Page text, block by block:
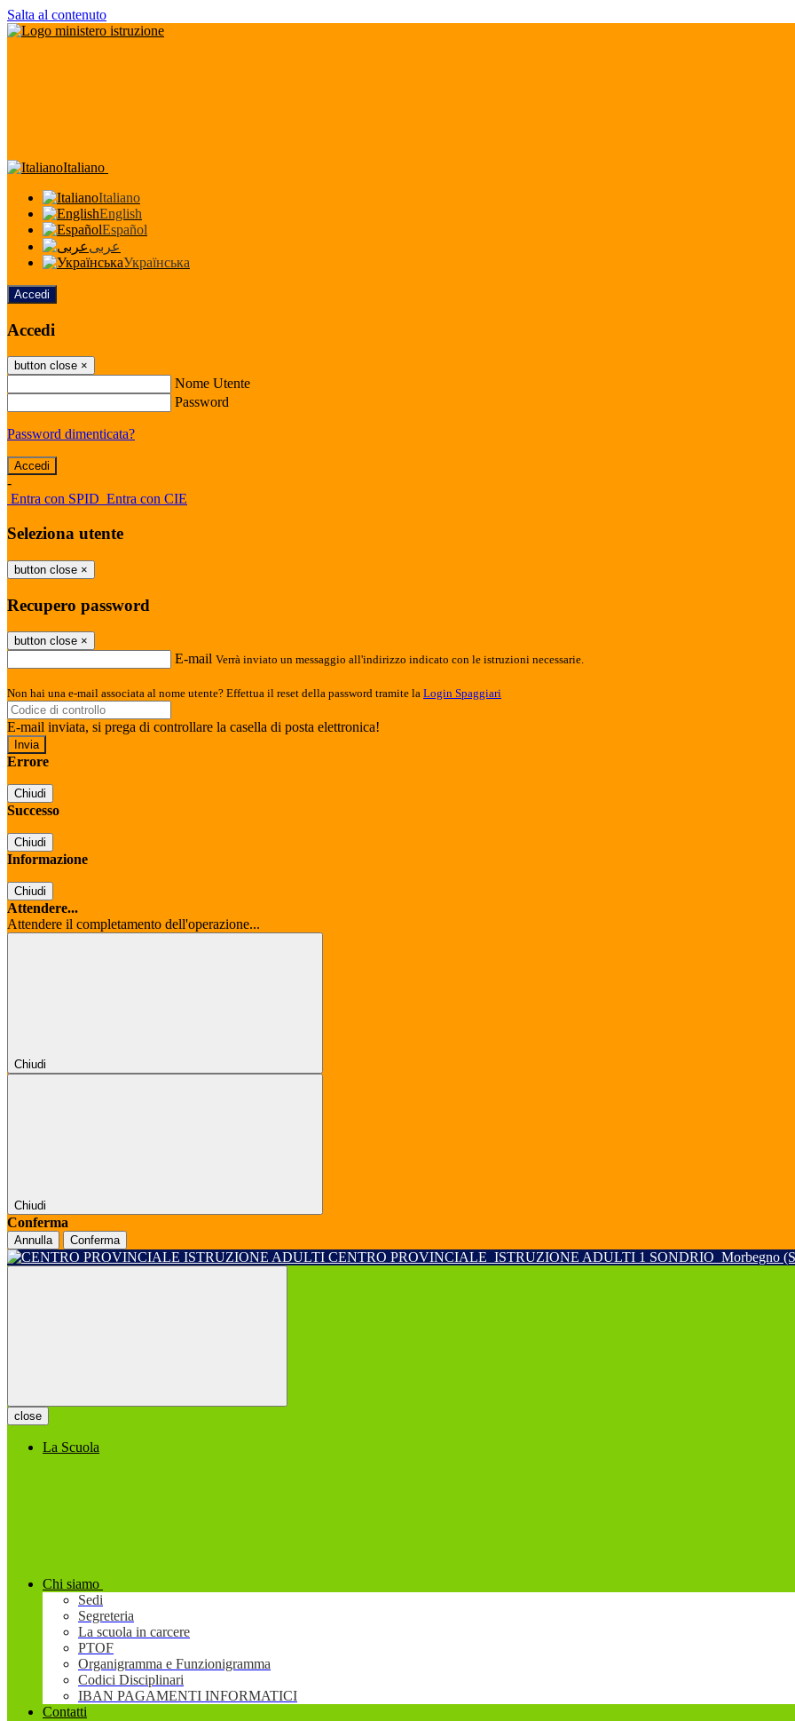
Salta al contenuto
Italiano
Italiano
English
Español
عربى
Українська
Accedi
Accedi
button close ×
Nome Utente
Password
Password dimenticata?
-
Entra con SPID Entra con CIE
Seleziona utente
button close ×
Recupero password
button close ×
E-mail Verrà inviato un messaggio all'indirizzo indicato con le istruzioni necessarie.
Non hai una e-mail associata al nome utente? Effettua il reset della password tramite la Login Spaggiari
E-mail inviata, si prega di controllare la casella di posta elettronica!
Errore
Chiudi
Successo
Chiudi
Informazione
Chiudi
Attendere...
Attendere il completamento dell'operazione...
Chiudi
Chiudi
Conferma
Annulla Conferma
CENTRO PROVINCIALE ISTRUZIONE ADULTI 1 SONDRIO Morbegno
close
La Scuola
Chi siamo
Sedi
Segreteria
La scuola in carcere
PTOF
Organigramma e Funzionigramma
Codici Disciplinari
IBAN PAGAMENTI INFORMATICI
Contatti